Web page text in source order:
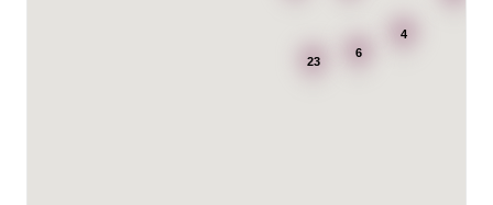
23
4
6